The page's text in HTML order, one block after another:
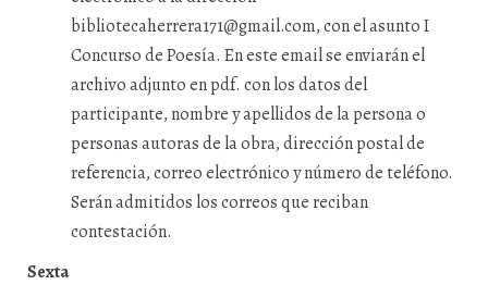
bibliotecaherrera171@gmail.com, con el asunto I
Concurso de Poesía. En este email se enviarán el
archivo adjunto en pdf. con los datos del
participante, nombre y apellidos de la persona o
personas autoras de la obra, dirección postal de
referencia, correo electrónico y número de teléfono.
Serán admitidos los correos que reciban
contestación.
Sexta